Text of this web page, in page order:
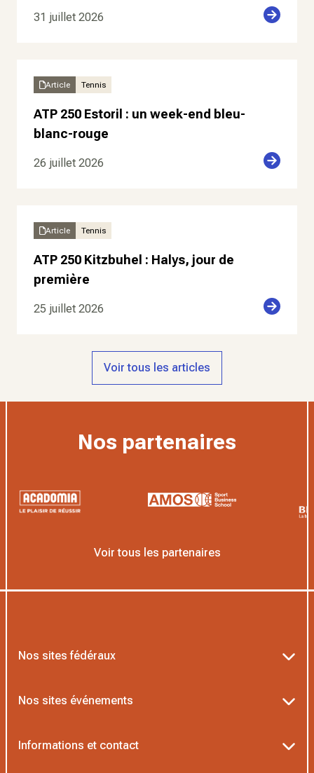
31 juillet 2026
Article Tennis
ATP 250 Estoril : un week-end bleu-
blanc-rouge
26 juillet 2026
Article Tennis
ATP 250 Kitzbuhel : Halys, jour de
première
25 juillet 2026
Voir tous les articles
Nos partenaires
Voir tous les partenaires
Nos sites fédéraux
Nos sites événements
Informations et contact